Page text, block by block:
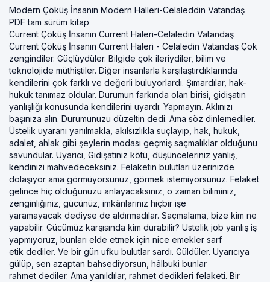
Modern Çöküş İnsanın Modern Halleri-Celaleddin Vatandaş
PDF tam sürüm kitap
Current Çöküş İnsanın Current Haleri-Celaledin Vatandaş
Current Çöküş İnsanın Current Haleri - Celaledin Vatandaş Çok
zengindiler. Güçlüydüler. Bilgide çok ileriydiler, bilim ve
teknolojide müthiştiler. Diğer insanlarla karşılaştırdıklarında
kendilerini çok farklı ve değerli buluyorlardı. Şımardılar, hak-
hukuk tanımaz oldular. Durumun farkında olan birisi, gidişatın
yanlışlığı konusunda kendilerini uyardı: Yapmayın. Aklınızı
başınıza alın. Durumunuzu düzeltin dedi. Ama söz dinlemediler.
Üstelik uyaranı yanılmakla, akılsızlıkla suçlayıp, hak, hukuk,
adalet, ahlak gibi şeylerin modası geçmiş saçmalıklar olduğunu
savundular. Uyarıcı, Gidişatınız kötü, düşünceleriniz yanlış,
kendinizi mahvedeceksiniz. Felaketin bulutları üzerinizde
dolaşıyor ama görmüyorsunuz, görmek istemiyorsunuz. Felaket
gelince hiç olduğunuzu anlayacaksınız, o zaman biliminiz,
zenginliğiniz, gücünüz, imkânlarınız hiçbir işe
yaramayacak dediyse de aldırmadılar. Saçmalama, bize kim ne
yapabilir. Gücümüz karşısında kim durabilir? Üstelik job yanlış iş
yapmıyoruz, bunları elde etmek için nice emekler sarf
etik dediler. Ve bir gün ufku bulutlar sardı. Güldüler. Uyarıcıya
gülüp, sen azaptan bahsediyorsun, hâlbuki bunlar
rahmet dediler. Ama yanıldılar, rahmet dedikleri felaketi. Bir